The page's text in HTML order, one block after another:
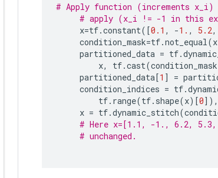
# Apply function (increments
# apply (x_i != -1 in this
x=tf.constant([0.1 , -1. , 5.2,
condition_mask=tf.not_equal(x
partitioned_data = tf.
x, tf.cast(condition_mask
partitioned_data[1 ] =
condition_indices = tf.
tf. range(tf. shape(x)[0]),
x = tf.dynamic_stitch(
# Here x=[1.1, -1., 6.2,
# unchanged.